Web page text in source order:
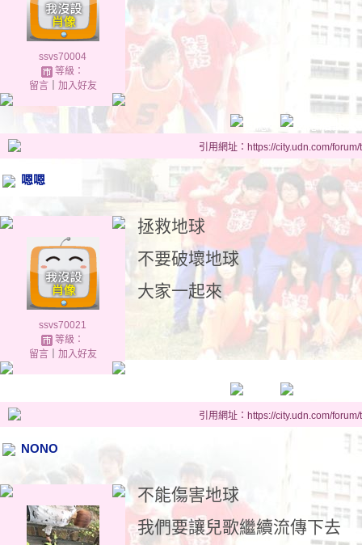
ssvs70004
等級：
留言｜ 加入好友
引用網址：https://city.udn.com/
嗯嗯
ssvs70021
等級：
留言｜ 加入好友
拯救地球
不要破壞地球
大家一起來
引用網址：https://city.udn.com/
NONO
不能傷害地球
我們要讓兒歌繼續流傳下去